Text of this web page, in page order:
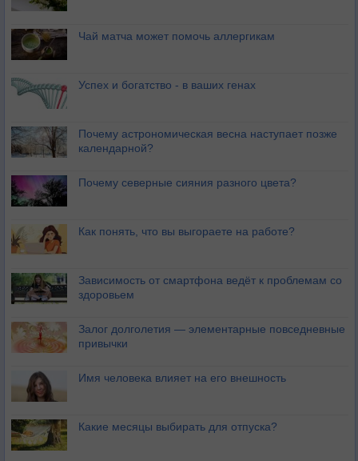
Чай матча может помочь аллергикам
Успех и богатство - в ваших генах
Почему астрономическая весна наступает позже
календарной?
Почему северные сияния разного цвета?
Как понять, что вы выгораете на работе?
Зависимость от смартфона ведёт к проблемам со
здоровьем
Залог долголетия — элементарные повседневные
привычки
Имя человека влияет на его внешность
Какие месяцы выбирать для отпуска?